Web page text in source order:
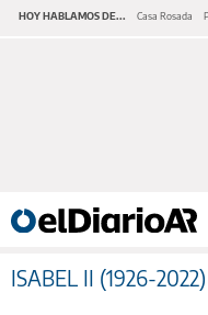
HOY HABLAMOS DE... Casa Rosada
ISABEL II (1926-2022)